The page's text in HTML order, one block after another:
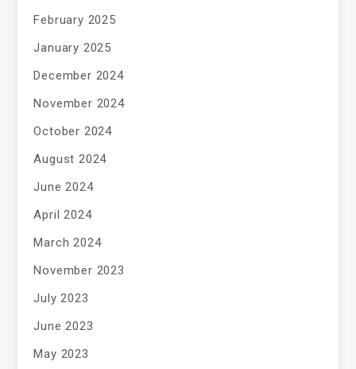
February 2025
January 2025
December 2024
November 2024
October 2024
August 2024
June 2024
April 2024
March 2024
November 2023
July 2023
June 2023
May 2023